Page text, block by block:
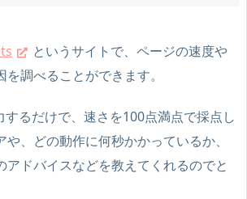
というサイトで、ページの速度や
調べることができます。
するだけで、速さを100点満点で採点し
、どの動作に何秒かかっているか、
アドバイスなどを教えてくれるのでと